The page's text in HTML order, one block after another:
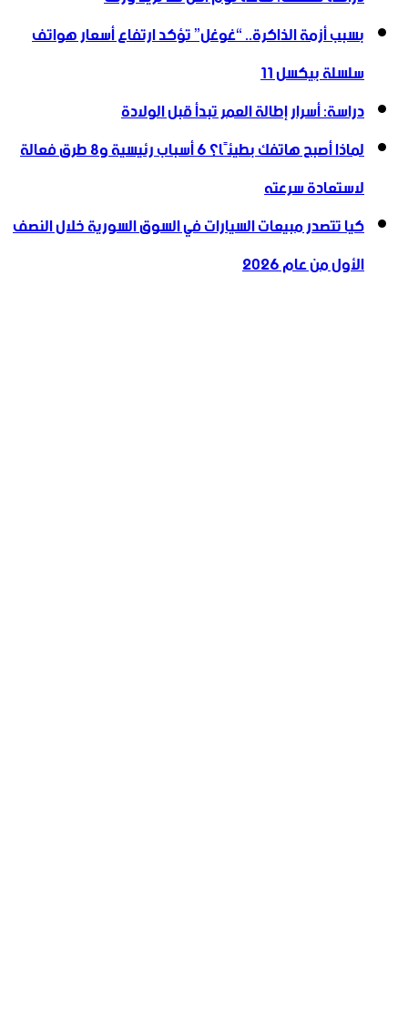
بسبب أزمة الذاكرة.. “غوغل” تؤكد ارتفاع أسعار هواتف
سلسلة بيكسل 11
دراسة: أسرار إطالة العمر تبدأ قبل الولادة
لماذا أصبح هاتفك بطيئًا؟ 6 أسباب رئيسية و8 طرق فعالة
لاستعادة سرعته
كيا تتصدر مبيعات السيارات في السوق السورية خلال النصف
الأول من عام 2026